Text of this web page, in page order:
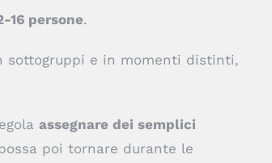
16 persone.
sottogruppi e in momenti distinti,
assegnare dei semplici
poi tornare durante le